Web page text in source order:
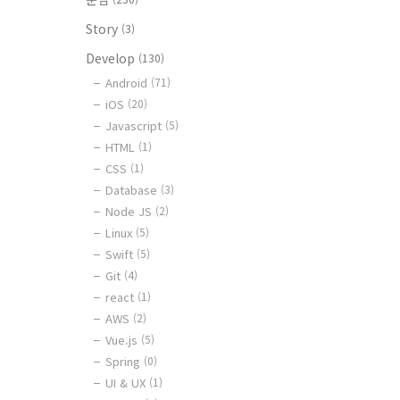
Story (3)
Develop (130)
Android (71)
iOS (20)
Javascript (5)
HTML (1)
CSS (1)
Database (3)
Node JS (2)
Linux (5)
Swift (5)
Git (4)
react (1)
AWS (2)
Vue.js (5)
Spring (0)
UI & UX (1)